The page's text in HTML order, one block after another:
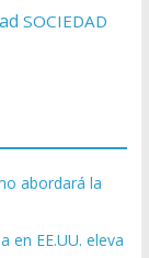
SOCIEDAD
abordará la
en EE.UU. eleva